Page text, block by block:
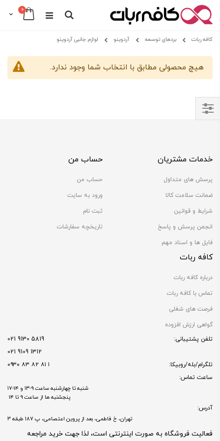
Cart0
Search
to
کافه ربات بردهای توسعه آردوینو لوازم جانبی آردوینو
هیچ محصولی مطابق با انتخاب شما وجود ندارد.
Shop
خدمات مشتریان
پرسش های متداول
ضمانت سلامت کالا
شرایط و قوانین
انجمن پرسش و پاسخ
فایل ها و اسناد مهم
حساب من
حساب من
ورود به سایت
ثبت نام
تاریخچه سفارشات
کافه ربات
درباره کافه ربات
تماس با کافه ربات
فرصت های شغلی
گواهی ارزش افزوده
تلفن پشتیبانی:
5819 9130 021
1312 9109 021
تلگرام/بله/روبیکا:
۱ ۸۱ ۸۲ ۸۳ ۰۹۳۰
ساعت تماس:
شنبه تا چهارشنبه ساعت ۹-۱۳ و ۱۴-۱۷
پنجشنبه ها از ساعت ۹ تا ۱۴
آدرس:
تهران، خ فاطمی، بعد از پروین اعتصامی، پ 187 طبقه 3
فعالیت فروشگاه به صورت اینترنتی است، لذا جهت خرید مراجعه